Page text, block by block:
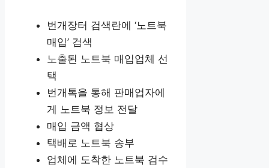
번개장터 검색란에 ‘노트북
매입’ 검색
노출된 노트북 매입업체 선
택
번개톡을 통해 판매업자에
게 노트북 정보 전달
매입 금액 협상
택배로 노트북 송부
업체에 도착한 노트북 검수